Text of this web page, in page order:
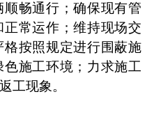
畅通行；确保现有管
常运作；维持现场交
按照规定进行围蔽施
施工环境；力求施工
工现象。